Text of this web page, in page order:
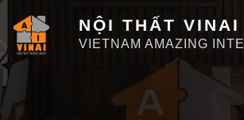
NỘI THẤT VINAI
VIETNAM AMAZING